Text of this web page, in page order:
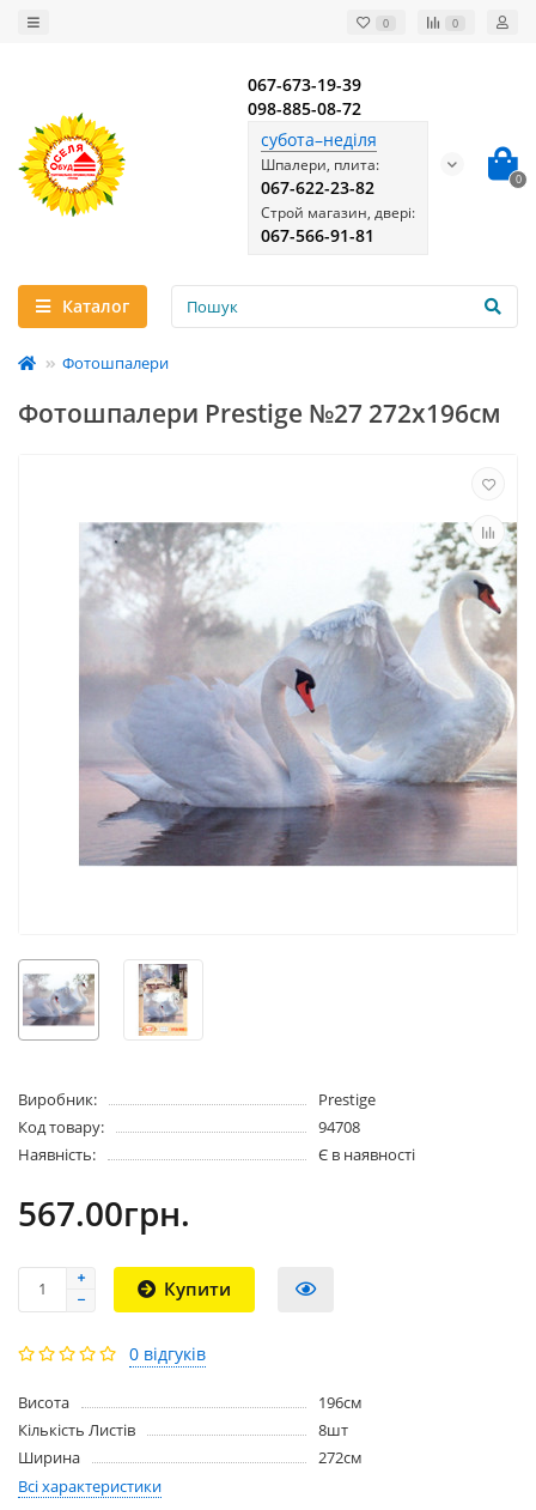
0 0
067-673-19-39
098-885-08-72
субота–неділя
Шпалери, плита:
067-622-23-82
Строй магазин, двері:
067-566-91-81
0
Каталог
Фотошпалери
Фотошпалери Prestige №27 272х196см
Виробник:
Prestige
Код товару:
94708
Наявність:
Є в наявності
567.00грн.
Купити
0 відгуків
Висота
196см
Кількість Листів
8шт
Ширина
272см
Всі характеристики